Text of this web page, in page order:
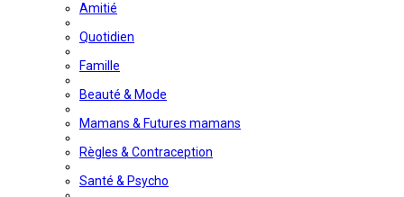
Amitié
Quotidien
Famille
Beauté & Mode
Mamans & Futures mamans
Règles & Contraception
Santé & Psycho